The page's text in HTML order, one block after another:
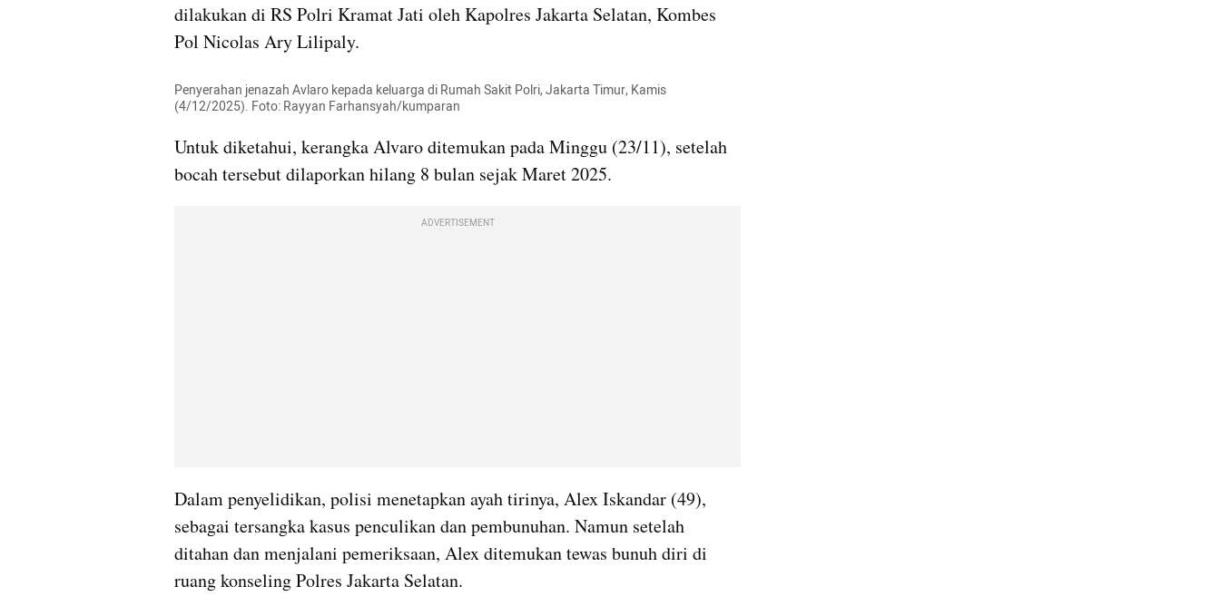
dilakukan di RS Polri Kramat Jati oleh Kapolres Jakarta Selatan, Kombes
Pol Nicolas Ary Lilipaly.
Penyerahan jenazah Avlaro kepada keluarga di Rumah Sakit Polri, Jakarta Timur, Kamis
(4/12/2025). Foto: Rayyan Farhansyah/kumparan
Untuk diketahui, kerangka Alvaro ditemukan pada Minggu (23/11), setelah
bocah tersebut dilaporkan hilang 8 bulan sejak Maret 2025.
ADVERTISEMENT
Dalam penyelidikan, polisi menetapkan ayah tirinya, Alex Iskandar (49),
sebagai tersangka kasus penculikan dan pembunuhan. Namun setelah
ditahan dan menjalani pemeriksaan, Alex ditemukan tewas bunuh diri di
ruang konseling Polres Jakarta Selatan.